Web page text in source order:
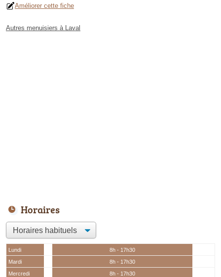
Améliorer cette fiche
Autres menuisiers à Laval
Horaires
Lundi
8h - 17h30
Mardi
8h - 17h30
Mercredi
8h - 17h30